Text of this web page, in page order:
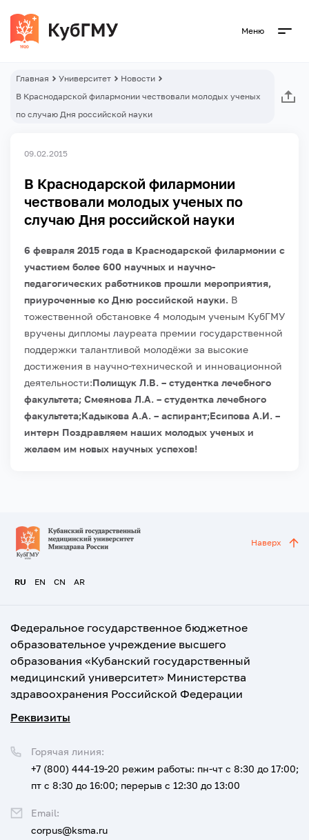
Меню
Главная Университет
Новости
В Краснодарской филармонии чествовали молодых ученых
по случаю Дня российской науки
09.02.2015
В Краснодарской филармонии
чествовали молодых ученых по
случаю Дня российской науки
6 февраля 2015 года в Краснодарской филармонии с
участием более 600 научных и научно-
педагогических работников прошли мероприятия,
приуроченные ко Дню российской науки. В
тожественной обстановке 4 молодым ученым КубГМУ
вручены дипломы лауреата премии государственной
поддержки талантливой молодёжи за высокие
достижения в научно-технической и инновационной
деятельности:Полищук Л.В. – студентка лечебного
факультета; Смеянова Л.А. – студентка лечебного
факультета;Кадыкова А.А. – аспирант;Есипова А.И. –
интерн Поздравляем наших молодых ученых и
желаем им новых научных успехов!
RU EN CN AR
Наверх
Федеральное государственное бюджетное
образовательное учреждение высшего
образования «Кубанский государственный
медицинский университет» Министерства
здравоохранения Российской Федерации
Реквизиты
Горячая линия:
+7 (800) 444-19-20 режим работы: пн-чт с 8:30 до 17:00;
пт с 8:30 до 16:00; перерыв с 12:30 до 13:00
Email:
corpus@ksma.ru